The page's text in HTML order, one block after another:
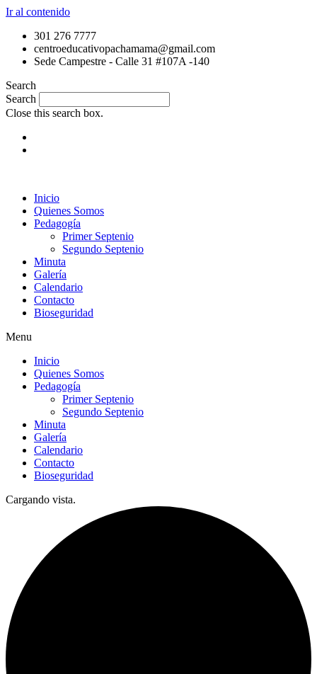
Ir al contenido
301 276 7777
centroeducativopachamama@gmail.com
Sede Campestre - Calle 31 #107A -140
Search
Search
Close this search box.
Inicio
Quienes Somos
Pedagogía
Primer Septenio
Segundo Septenio
Minuta
Galería
Calendario
Contacto
Bioseguridad
Menu
Inicio
Quienes Somos
Pedagogía
Primer Septenio
Segundo Septenio
Minuta
Galería
Calendario
Contacto
Bioseguridad
Cargando vista.